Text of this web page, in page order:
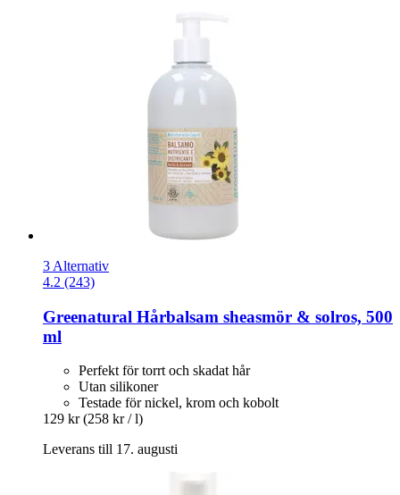
3 Alternativ
4.2 (243)
Greenatural Hårbalsam sheasmör & solros, 500
ml
Perfekt för torrt och skadat hår
Utan silikoner
Testade för nickel, krom och kobolt
129 kr (258 kr / l)
Leverans till 17. augusti